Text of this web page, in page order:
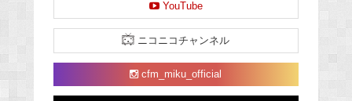
YouTube
ニコニコチャンネル
cfm_miku_official